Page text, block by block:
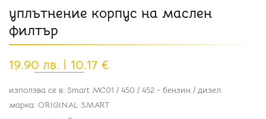
уплътнение корпус на маслен
филтър
19.90 лв. | 10.17 €
използва се в: Smart MC01 / 450 / 452 - бензин / дизел
марка: ORIGINAL SMART